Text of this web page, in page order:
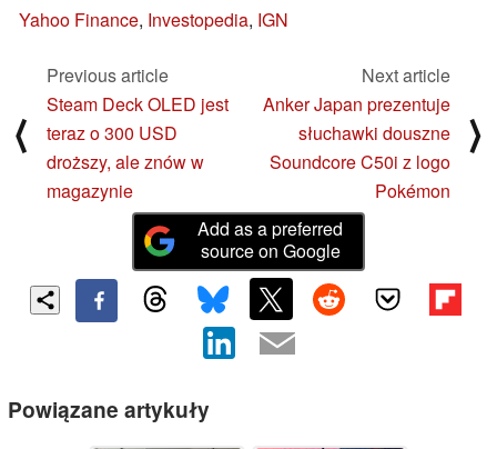
Yahoo Finance, Investopedia, IGN
⟨
Previous article
Steam Deck OLED jest
teraz o 300 USD
droższy, ale znów w
magazynie
Next article
Anker Japan prezentuje
słuchawki douszne
Soundcore C50i z logo
Pokémon
⟩
Add as a preferred
source on Google
Powiązane artykuły